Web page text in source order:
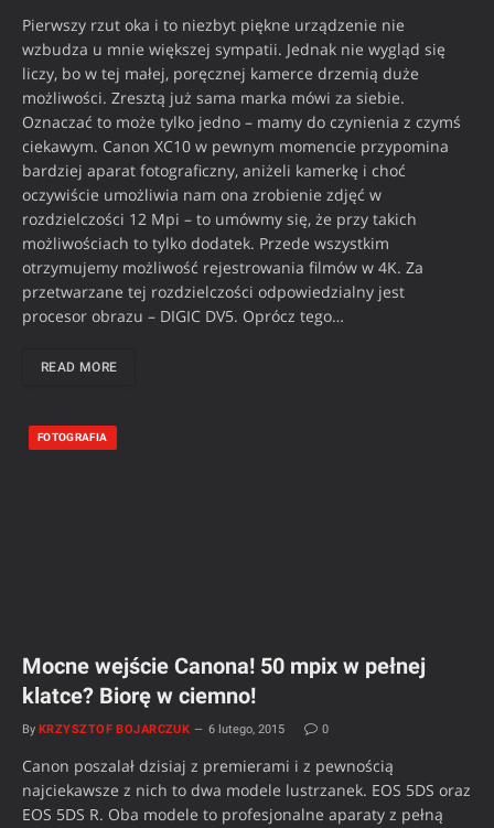
Pierwszy rzut oka i to niezbyt piękne urządzenie nie
wzbudza u mnie większej sympatii. Jednak nie wygląd się
liczy, bo w tej małej, poręcznej kamerce drzemią duże
możliwości. Zresztą już sama marka mówi za siebie.
Oznaczać to może tylko jedno – mamy do czynienia z czymś
ciekawym. Canon XC10 w pewnym momencie przypomina
bardziej aparat fotograficzny, aniżeli kamerkę i choć
oczywiście umożliwia nam ona zrobienie zdjęć w
rozdzielczości 12 Mpi – to umówmy się, że przy takich
możliwościach to tylko dodatek. Przede wszystkim
otrzymujemy możliwość rejestrowania filmów w 4K. Za
przetwarzane tej rozdzielczości odpowiedzialny jest
procesor obrazu – DIGIC DV5. Oprócz tego…
READ MORE
FOTOGRAFIA
Mocne wejście Canona! 50 mpix w pełnej
klatce? Biorę w ciemno!
By KRZYSZTOF BOJARCZUK 6 lutego, 2015 0
Canon poszalał dzisiaj z premierami i z pewnością
najciekawsze z nich to dwa modele lustrzanek. EOS 5DS oraz
EOS 5DS R. Oba modele to profesjonalne aparaty z pełną